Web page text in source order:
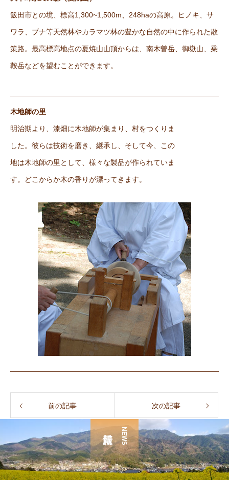
飯田市との境、標高1,300~1,500m、248haの高原。ヒノキ、サ
ワラ、ブナ等天然林やカラマツ林の豊かな自然の中に作られた散
策路。最高標高地点の夏焼山山頂からは、南木曽岳、御嶽山、乗
鞍岳などを望むことができます。
木地師の里
明治期より、漆畑に木地師が集まり、村をつくりま
した。彼らは技術を磨き、継承し、そして今、この
地は木地師の里として、様々な製品が作られていま
す。どこからか木の香りが漂ってきます。
前の記事 次の記事
NEWS